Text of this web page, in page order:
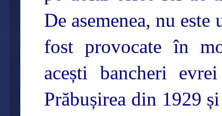
De asemenea, nu
fost provocate în
acești bancheri
Prăbușirea din 1929